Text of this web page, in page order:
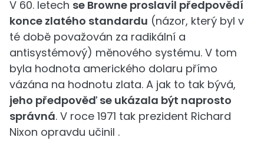
V 60. letech se Browne proslavil předpovědí
konce zlatého standardu (názor, který byl v
té době považován za radikální a
antisystémový) měnového systému. V tom
byla hodnota amerického dolaru přímo
vázána na hodnotu zlata. A jak to tak bývá,
jeho předpověď se ukázala být naprosto
správná. V roce 1971 tak prezident Richard
Nixon opravdu učinil .